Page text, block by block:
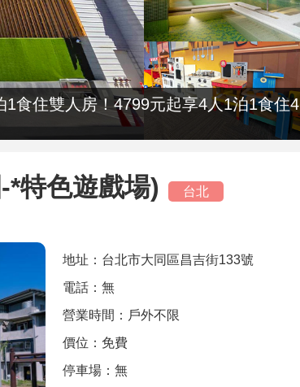
食住雙人房！4799元起享4人1泊1食住4
*特色遊戲場) 台北
地址：台北市大同區昌吉街133號
電話：無
營業時間：戶外不限
價位：免費
停車場：無